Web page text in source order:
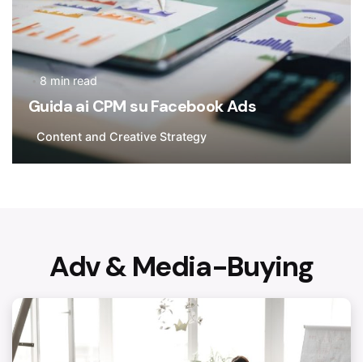
8 min read
Guida ai CPM su Facebook Ads
Content and Creative Strategy
Adv & Media-Buying